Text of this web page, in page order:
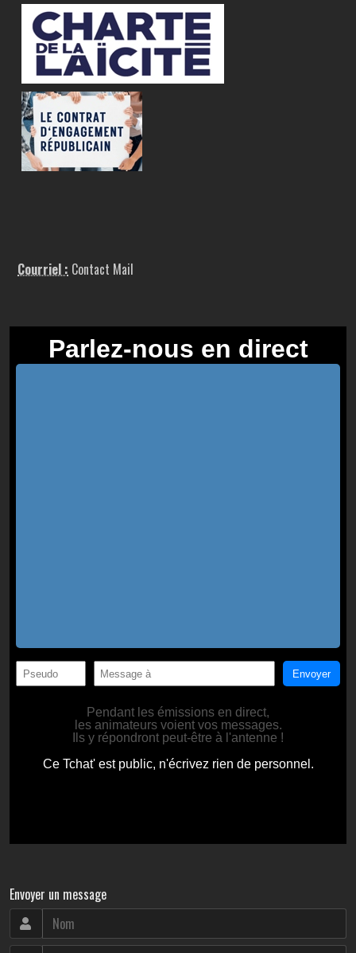
Courriel : Contact Mail
Envoyer un message